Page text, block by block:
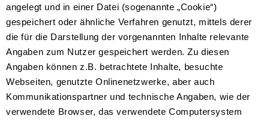
angelegt und in einer Datei (sogenannte „Cookie“)
gespeichert oder ähnliche Verfahren genutzt, mittels derer
die für die Darstellung der vorgenannten Inhalte relevante
Angaben zum Nutzer gespeichert werden. Zu diesen
Angaben können z.B. betrachtete Inhalte, besuchte
Webseiten, genutzte Onlinenetzwerke, aber auch
Kommunikationspartner und technische Angaben, wie der
verwendete Browser, das verwendete Computersystem